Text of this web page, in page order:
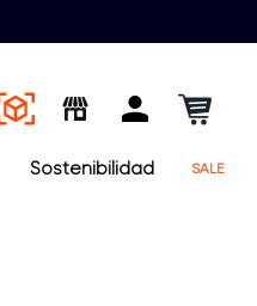
Sostenibilidad SALE